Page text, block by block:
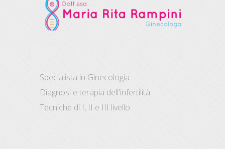
Specialista in Ginecologia
Diagnosi e terapia dell'infertilità.
Tecniche di I, II e III livello.